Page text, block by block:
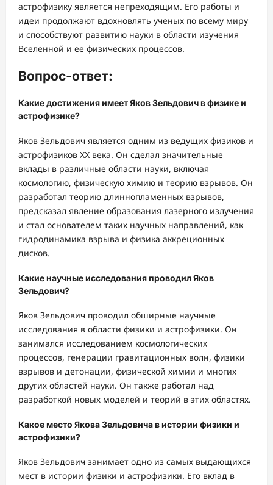
астрофизику является непреходящим. Его работы и
идеи продолжают вдохновлять ученых по всему миру
и способствуют развитию науки в области изучения
Вселенной и ее физических процессов.
Вопрос-ответ:
Какие достижения имеет Яков Зельдович в физике и
астрофизике?
Яков Зельдович является одним из ведущих физиков и
астрофизиков XX века. Он сделал значительные
вклады в различные области науки, включая
космологию, физическую химию и теорию взрывов. Он
разработал теорию длиннопламенных взрывов,
предсказал явление образования лазерного излучения
и стал основателем таких научных направлений, как
гидродинамика взрыва и физика аккреционных
дисков.
Какие научные исследования проводил Яков
Зельдович?
Яков Зельдович проводил обширные научные
исследования в области физики и астрофизики. Он
занимался исследованием космологических
процессов, генерации гравитационных волн, физики
взрывов и детонации, физической химии и многих
других областей науки. Он также работал над
разработкой новых моделей и теорий в этих областях.
Какое место Якова Зельдовича в истории физики и
астрофизики?
Яков Зельдович занимает одно из самых выдающихся
мест в истории физики и астрофизики. Его вклад в